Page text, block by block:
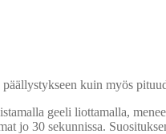
kuin myös
geeli liottamalla,
jo 30 sekunnissa.